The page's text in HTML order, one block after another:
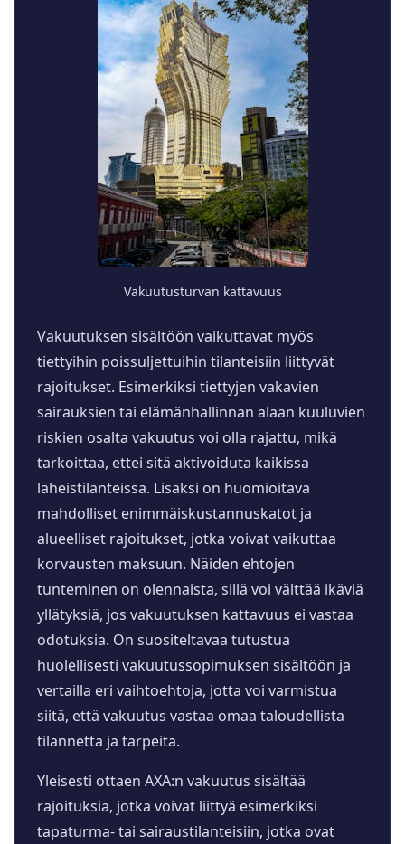
Vakuutusturvan kattavuus
Vakuutuksen sisältöön vaikuttavat myös
tiettyihin poissuljettuihin tilanteisiin liittyvät
rajoitukset. Esimerkiksi tiettyjen vakavien
sairauksien tai elämänhallinnan alaan kuuluvien
riskien osalta vakuutus voi olla rajattu, mikä
tarkoittaa, ettei sitä aktivoiduta kaikissa
läheistilanteissa. Lisäksi on huomioitava
mahdolliset enimmäiskustannuskatot ja
alueelliset rajoitukset, jotka voivat vaikuttaa
korvausten maksuun. Näiden ehtojen
tunteminen on olennaista, sillä voi välttää ikäviä
yllätyksiä, jos vakuutuksen kattavuus ei vastaa
odotuksia. On suositeltavaa tutustua
huolellisesti vakuutussopimuksen sisältöön ja
vertailla eri vaihtoehtoja, jotta voi varmistua
siitä, että vakuutus vastaa omaa taloudellista
tilannetta ja tarpeita.
Yleisesti ottaen AXA:n vakuutus sisältää
rajoituksia, jotka voivat liittyä esimerkiksi
tapaturma- tai sairaustilanteisiin, jotka ovat